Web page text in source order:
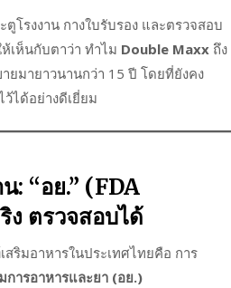
โรงงาน กางใบรับรอง และตรวจสอบ
เห็นกับตาว่า ทำไม Double Maxx ถึง
มายาวนานกว่า 15 ปี โดยที่ยังคง
ได้อย่างดีเยี่ยม
: “อย.” (FDA
ตรวจสอบได้
มอาหารในประเทศไทยคือ การ
ารอาหารและยา (อย.)